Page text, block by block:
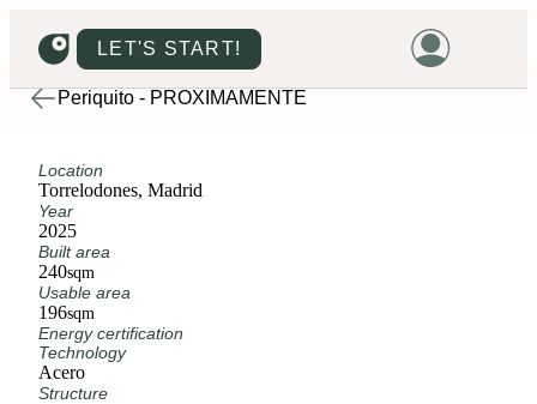
LET'S START!
Periquito - PRÓXIMAMENTE
Location
Torrelodones, Madrid
Year
2025
Built area
240sqm
Usable area
196sqm
Energy certification
Technology
Acero
Structure